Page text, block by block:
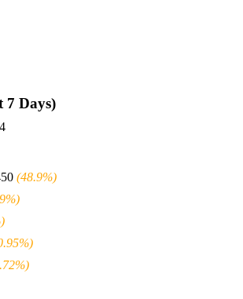
7 Days)
(48.9%)